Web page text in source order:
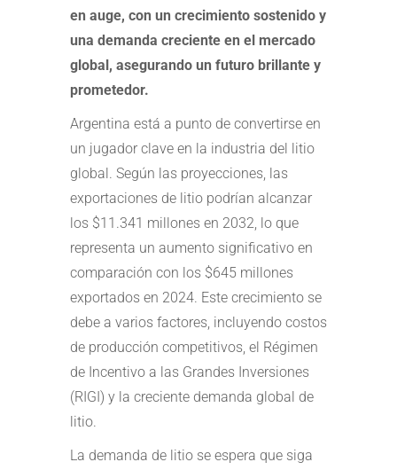
en auge, con un crecimiento sostenido y
una demanda creciente en el mercado
global, asegurando un futuro brillante y
prometedor.
Argentina está a punto de convertirse en
un jugador clave en la industria del litio
global. Según las proyecciones, las
exportaciones de litio podrían alcanzar
los $11.341 millones en 2032, lo que
representa un aumento significativo en
comparación con los $645 millones
exportados en 2024. Este crecimiento se
debe a varios factores, incluyendo costos
de producción competitivos, el Régimen
de Incentivo a las Grandes Inversiones
(RIGI) y la creciente demanda global de
litio.
La demanda de litio se espera que siga